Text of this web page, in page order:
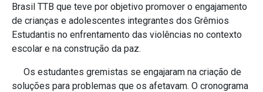
Brasil TTB que teve por objetivo promover o engajamento
de crianças e adolescentes integrantes dos Grêmios
Estudantis no enfrentamento das violências no contexto
escolar e na construção da paz.
Os estudantes gremistas se engajaram na criação de
soluções para problemas que os afetavam. O cronograma